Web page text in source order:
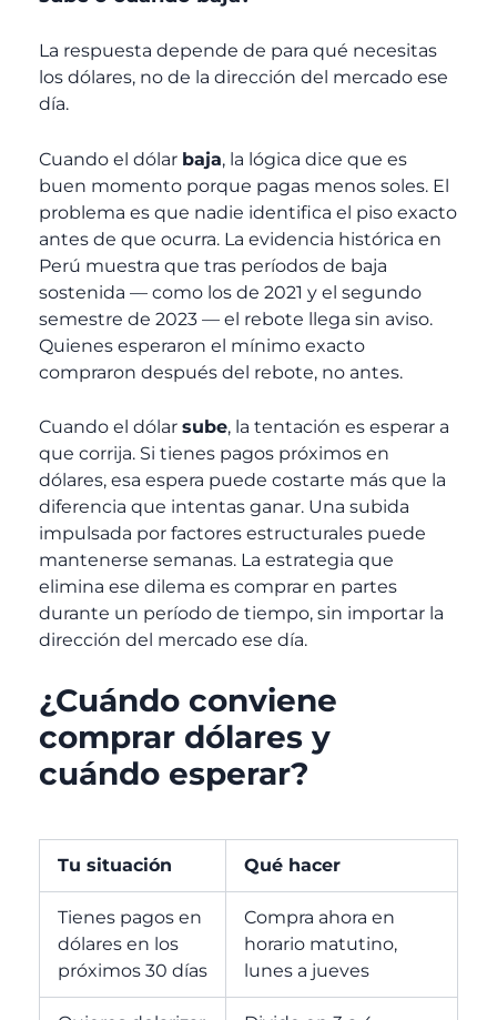
La respuesta depende de para qué necesitas
los dólares, no de la dirección del mercado ese
día.
Cuando el dólar baja, la lógica dice que es
buen momento porque pagas menos soles. El
problema es que nadie identifica el piso exacto
antes de que ocurra. La evidencia histórica en
Perú muestra que tras períodos de baja
sostenida — como los de 2021 y el segundo
semestre de 2023 — el rebote llega sin aviso.
Quienes esperaron el mínimo exacto
compraron después del rebote, no antes.
Cuando el dólar sube, la tentación es esperar a
que corrija. Si tienes pagos próximos en
dólares, esa espera puede costarte más que la
diferencia que intentas ganar. Una subida
impulsada por factores estructurales puede
mantenerse semanas. La estrategia que
elimina ese dilema es comprar en partes
durante un período de tiempo, sin importar la
dirección del mercado ese día.
¿Cuándo conviene
comprar dólares y
cuándo esperar?
Tu situación Qué hacer
Tienes pagos en
dólares en los
próximos 30 días
Compra ahora en
horario matutino,
lunes a jueves